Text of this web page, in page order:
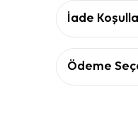
İade
Ödeme